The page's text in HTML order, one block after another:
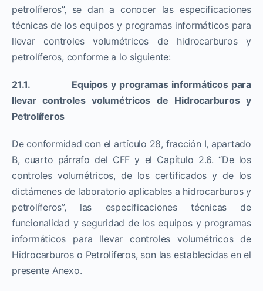
petrolíferos”, se dan a conocer las especificaciones
técnicas de los equipos y programas informáticos para
llevar controles volumétricos de hidrocarburos y
petrolíferos, conforme a lo siguiente:
21.1. Equipos y programas informáticos para
llevar controles volumétricos de Hidrocarburos y
Petrolíferos
De conformidad con el artículo 28, fracción I, apartado
B, cuarto párrafo del CFF y el Capítulo 2.6. “De los
controles volumétricos, de los certificados y de los
dictámenes de laboratorio aplicables a hidrocarburos y
petrolíferos”, las especificaciones técnicas de
funcionalidad y seguridad de los equipos y programas
informáticos para llevar controles volumétricos de
Hidrocarburos o Petrolíferos, son las establecidas en el
presente Anexo.